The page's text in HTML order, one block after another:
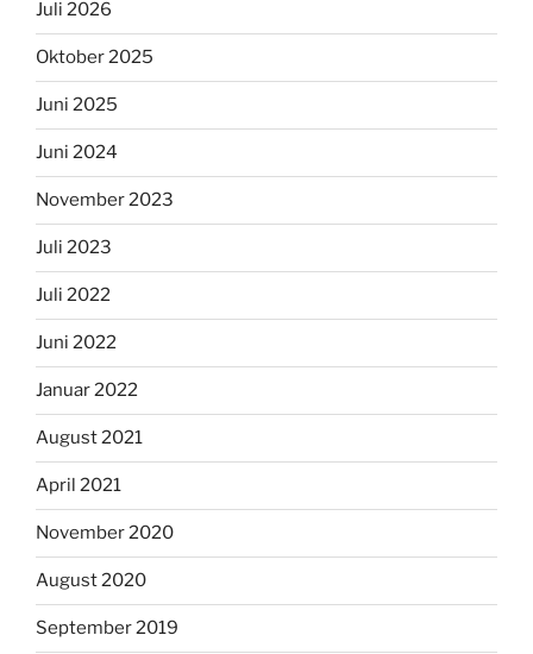
Juli 2026
Oktober 2025
Juni 2025
Juni 2024
November 2023
Juli 2023
Juli 2022
Juni 2022
Januar 2022
August 2021
April 2021
November 2020
August 2020
September 2019